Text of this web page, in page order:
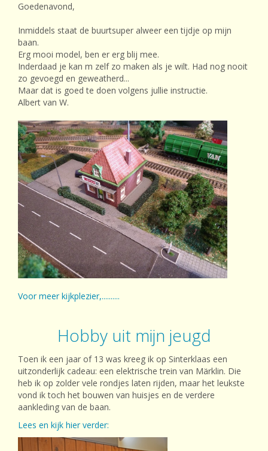
Goedenavond,
Inmiddels staat de buurtsuper alweer een tijdje op mijn
baan.
Erg mooi model, ben er erg blij mee.
Inderdaad je kan m zelf zo maken als je wilt. Had nog nooit
zo gevoegd en geweatherd...
Maar dat is goed te doen volgens jullie instructie.
Albert van W.
Voor meer kijkplezier,..........
Hobby uit mijn jeugd
Toen ik een jaar of 13 was kreeg ik op Sinterklaas een
uitzonderlijk cadeau: een elektrische trein van Märklin. Die
heb ik op zolder vele rondjes laten rijden, maar het leukste
vond ik toch het bouwen van huisjes en de verdere
aankleding van de baan.
Lees en kijk hier verder: